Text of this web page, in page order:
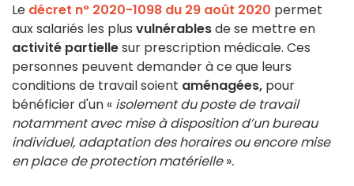
Le décret n° 2020-1098 du 29 août 2020 permet
aux salariés les plus vulnérablesde se mettre en
activité partiellesur prescription médicale. Ces
personnes peuvent demander à ce que leurs
conditions de travail soient aménagées, pour
bénéficier d'un « isolement du poste de travail
notamment avec mise à disposition d’un bureau
individuel, adaptation des horaires ou encore mise
en place de protection matérielle».